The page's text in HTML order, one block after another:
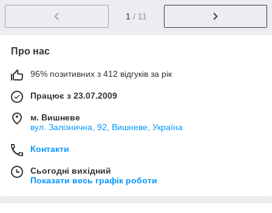
1 / 11
Про нас
96% позитивних з 412 відгуків за рік
Працює з 23.07.2009
м. Вишневе
вул. Залізнична, 92, Вишневе, Україна
Контакти
Сьогодні вихідний
Показати весь графік роботи